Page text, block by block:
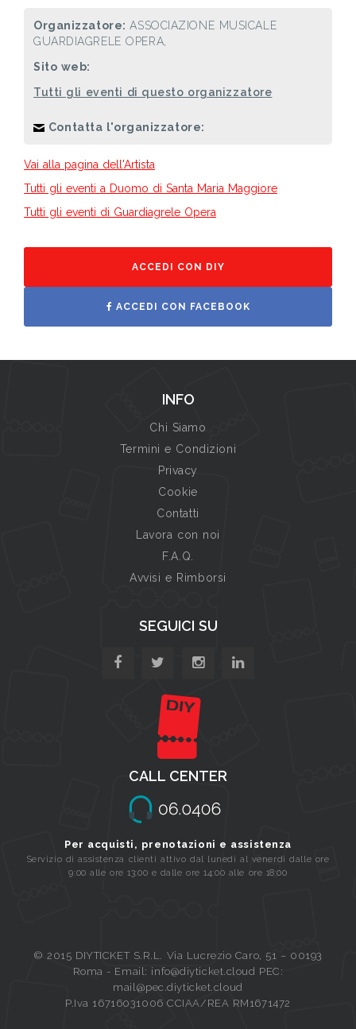
Organizzatore:ASSOCIAZIONE MUSICALE
GUARDIAGRELE OPERA,
Sito web:
Tutti gli eventi di questo organizzatore
Contatta l'organizzatore:
Vai alla pagina dell'Artista
Tutti gli eventi a Duomo di Santa Maria Maggiore
Tutti gli eventi di Guardiagrele Opera
ACCEDI CON DIY
ACCEDI CON FACEBOOK
INFO
Chi Siamo
Termini e Condizioni
Privacy
Cookie
Contatti
Lavora con noi
F.A.Q.
Avvisi e Rimborsi
SEGUICI SU
CALL CENTER
Per acquisti, prenotazioni e assistenza
Servizio di assistenza clienti attivo dal lunedi al venerdi dalle ore
9:00 alle ore 13:00 e dalle ore 14:00 alle ore 18:00
© 2015 DIYTICKET S.R.L. Via Lucrezio Caro, 51 – 00193
Roma - Email: info@diyticket.cloud PEC:
mail@pec.diyticket.cloud
P.Iva 16716031006 CCIAA/REA RM1671472